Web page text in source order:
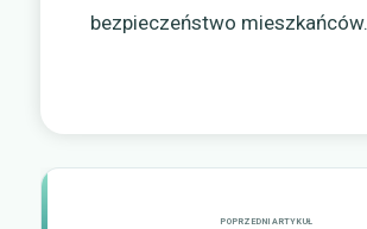
bezpieczeństwo mieszkańców.